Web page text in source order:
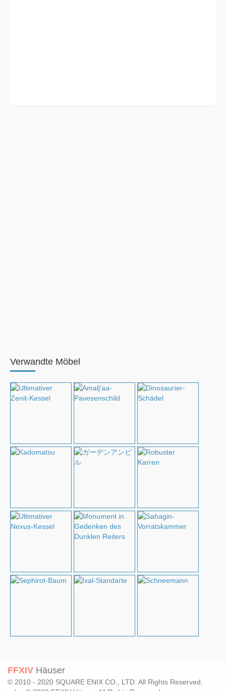
Verwandte Möbel
FFXIV Häuser
© 2010 - 2020 SQUARE ENIX CO., LTD. All Rights Reserved.